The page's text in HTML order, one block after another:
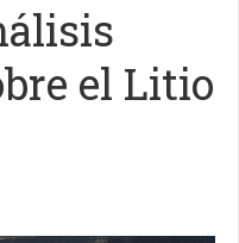
el Litio